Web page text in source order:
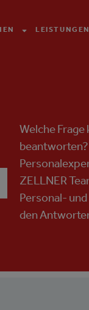
LEISTUNGEN
Welche
ZELLNER
Personal-
den